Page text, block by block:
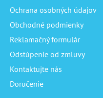
Ochrana osobných údajov
Obchodné podmienky
Reklamačný formulár
Odstúpenie od zmluvy
Kontaktujte nás
Doručenie